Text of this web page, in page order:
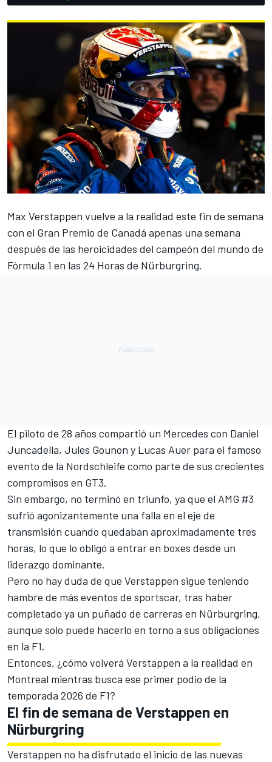
Max Verstappen vuelve a la realidad este fin de semana
con el Gran Premio de Canadá apenas una semana
después de las heroicidades del campeón del mundo de
Fórmula 1 en las 24 Horas de Nürburgring.
El piloto de 28 años compartió un Mercedes con Daniel
Juncadella, Jules Gounon y Lucas Auer para el famoso
evento de la Nordschleife como parte de sus crecientes
compromisos en GT3.
Sin embargo, no terminó en triunfo, ya que el AMG #3
sufrió agonizantemente una falla en el eje de
transmisión cuando quedaban aproximadamente tres
horas, lo que lo obligó a entrar en boxes desde un
liderazgo dominante.
Pero no hay duda de que Verstappen sigue teniendo
hambre de más eventos de sportscar, tras haber
completado ya un puñado de carreras en Nürburgring,
aunque solo puede hacerlo en torno a sus obligaciones
en la F1.
Entonces, ¿cómo volverá Verstappen a la realidad en
Montreal mientras busca ese primer podio de la
temporada 2026 de F1?
El fin de semana de Verstappen en
Nürburgring
Verstappen no ha disfrutado el inicio de las nuevas